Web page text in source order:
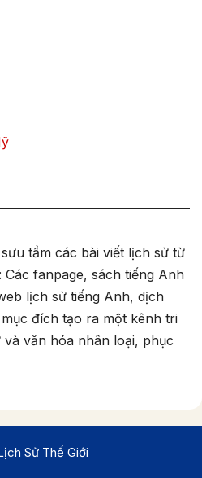
sưu tầm các bài viết lịch sử từ
fanpage, sách tiếng Anh
lịch sử tiếng Anh, dịch
đích tạo ra một kênh tri
văn hóa nhân loại, phục
Sử Thế Giới